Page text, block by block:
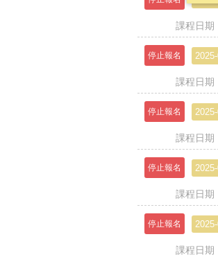
課程日期
停止報名
課程日期
停止報名
課程日期
停止報名
課程日期
停止報名
課程日期